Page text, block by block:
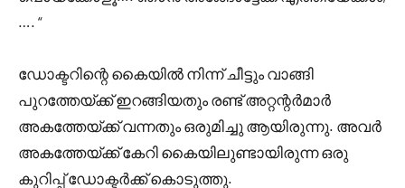
…. “
ഡോക്ടറിന്റെ കൈയിൽ നിന്ന് ചീട്ടും വാങ്ങി
പുറത്തേയ്ക്ക് ഇറങ്ങിയതും രണ്ട് അറ്റന്റർമാർ
അകത്തേയ്ക്ക് വന്നതും ഒരുമിച്ചു ആയിരുന്നു. അവർ
അകത്തേയ്ക്ക് കേറി കൈയിലുണ്ടായിരുന്ന ഒരു
കുറിപ്പ് ഡോക്ടർക്ക് കൊടുത്തു.